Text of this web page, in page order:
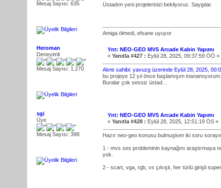
Mesaj Sayısı: 635 Üstadım yeni projelerinizi bekliyoruz. Saygılar.
Amiga ölmedi, efsane uyuyor
Heroman
Deneyimli
Mesaj Sayısı: 1.270
Ynt: NEO-GEO MVS Arcade Kabin Yapımı
« Yanıtla #427 : Eylül 28, 2025, 09:37:59 ÖÖ »
Alıntı sahibi: yavuzg üzerinde Eylül 28, 2025,
bu projeye 12 yıl önce başlamışım
Buralar çok sessiz üstad...
sgi
Üye
Mesaj Sayısı: 398
Ynt: NEO-GEO MVS Arcade Kabin Yapımı
« Yanıtla #428 : Eylül 28, 2025, 12:51:19 ÖS »
Hazır neo-geo konusu bulmuşken iki soru
1 - mvs ses probleminin kaynağını araştırmaya
yok.
2 - scart, vga, rgb, vs çıkışlı, her türlü girişli